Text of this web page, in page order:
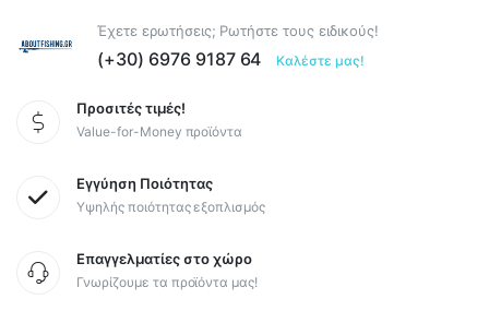
Έχετε ερωτήσεις; Ρωτήστε τους ειδικούς!
(+30) 6976 9187 64 Καλέστε μας!
Προσιτές τιμές!
Value-for-Money προϊόντα
Εγγύηση Ποιότητας
Υψηλής ποιότητας εξοπλισμός
Επαγγελματίες στο χώρο
Γνωρίζουμε τα προϊόντα μας!